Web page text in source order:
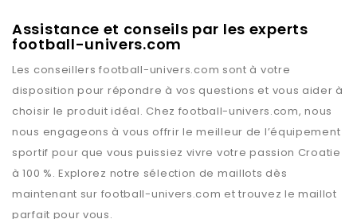
Assistance et conseils par les experts
football-univers.com
Les conseillersfootball-univers.com sont à votre
disposition pour répondre à vos questions et vous aider à
choisir le produit idéal. Chez football-univers.com, nous
nous engageons à vous offrir le meilleur de l’équipement
sportif pour que vous puissiez vivre votre passion Croatie
à 100 %. Explorez notre sélection de maillots dès
maintenant sur football-univers.com et trouvez le maillot
parfait pour vous.